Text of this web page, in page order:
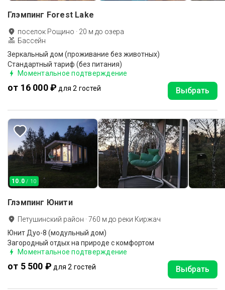
Глэмпинг Forest Lake
поселок Рощино · 20 м до озера
Бассейн
Зеркальный дом (проживание без животных)
Стандартный тариф (без питания)
Моментальное подтверждение
от 16 000 ₽ для 2 гостей Выбрать
10.0 / 10
Глэмпинг Юнити
Петушинский район ·760 м до реки Киржач
Юнит Дуо-8 (модульный дом)
Загородный отдых на природе с комфортом
Моментальное подтверждение
от 5 500 ₽ для 2 гостей Выбрать